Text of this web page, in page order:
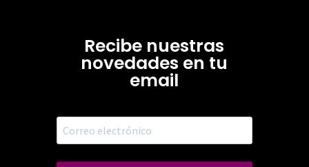
Recibe nuestras
novedades en tu
email